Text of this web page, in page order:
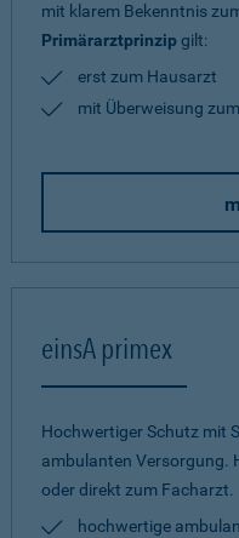
mit klarem Bekenntnis
Primärarztprinzipgilt:
erst zum Hausarzt
mit Überweisung
einsA primex
Hochwertiger Schutz mit
ambulanten Versorgung.
oder direkt zum Facharzt.
hochwertige